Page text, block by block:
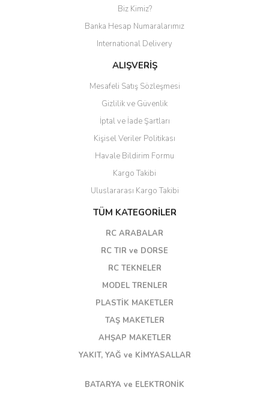
Biz Kimiz?
Banka Hesap Numaralarımız
International Delivery
ALIŞVERİŞ
Mesafeli Satış Sözleşmesi
Gizlilik ve Güvenlik
İptal ve İade Şartları
Kişisel Veriler Politikası
Havale Bildirim Formu
Kargo Takibi
Uluslararası Kargo Takibi
TÜM KATEGORİLER
RC ARABALAR
RC TIR ve DORSE
RC TEKNELER
MODEL TRENLER
PLASTİK MAKETLER
TAŞ MAKETLER
AHŞAP MAKETLER
YAKIT, YAĞ ve KİMYASALLAR
BATARYA ve ELEKTRONİK